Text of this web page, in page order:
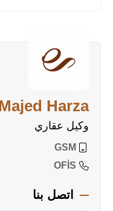
Harza
وكيل عقاري
GSM
OFİS
اتصل بنا